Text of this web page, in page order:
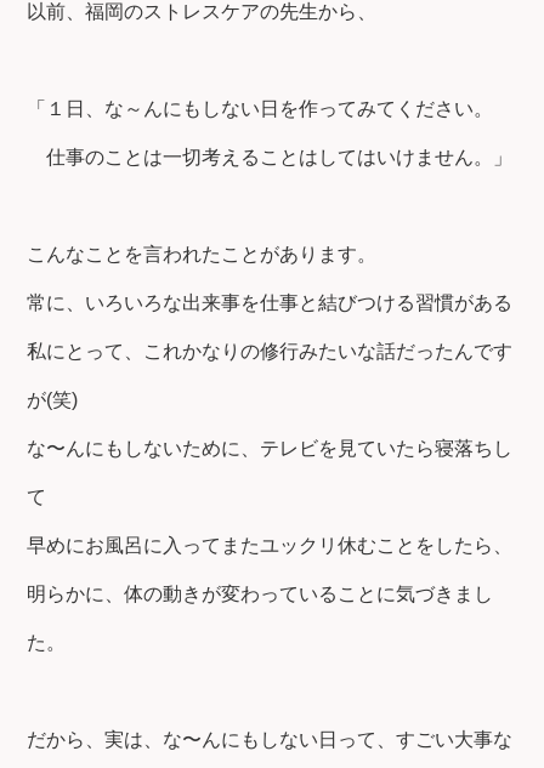
以前、福岡のストレスケアの先生から、
「１日、な～んにもしない日を作ってみてください。
仕事のことは一切考えることはしてはいけません。」
こんなことを言われたことがあります。
常に、いろいろな出来事を仕事と結びつける習慣がある
私にとって、これかなりの修行みたいな話だったんです
が(笑)
な〜んにもしないために、テレビを見ていたら寝落ちし
て
早めにお風呂に入ってまたユックリ休むことをしたら、
明らかに、体の動きが変わっていることに気づきまし
た。
だから、実は、な〜んにもしない日って、すごい大事な